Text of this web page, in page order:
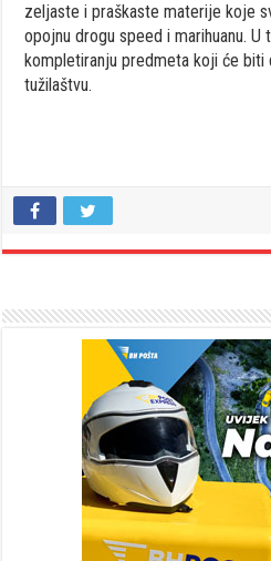
zeljaste i praškaste materije koje
opojnu drogu speed i marihuanu. U
kompletiranju predmeta koji će biti
tužilaštvu.